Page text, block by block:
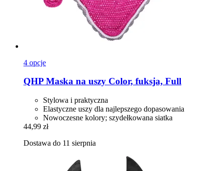
4 opcje
QHP Maska na uszy Color, fuksja, Full
Stylowa i praktyczna
Elastyczne uszy dla najlepszego dopasowania
Nowoczesne kolory; szydełkowana siatka
44,99 zł
Dostawa do 11 sierpnia